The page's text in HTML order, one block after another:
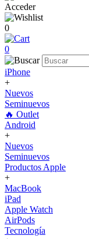
Acceder
0
0
iPhone
+
Nuevos
Seminuevos
🔥 Outlet
Android
+
Nuevos
Seminuevos
Productos Apple
+
MacBook
iPad
Apple Watch
AirPods
Tecnología